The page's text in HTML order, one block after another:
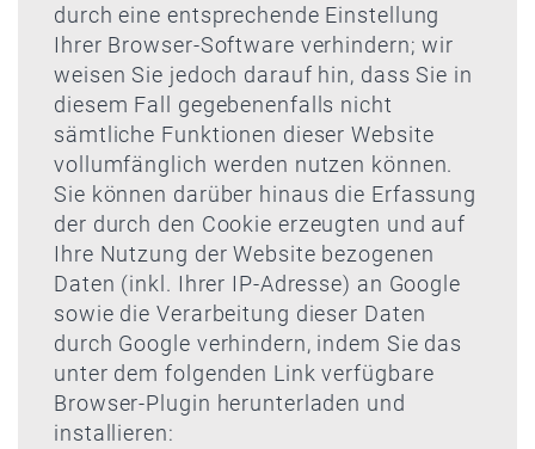
durch eine entsprechende Einstellung
Ihrer Browser-Software verhindern; wir
weisen Sie jedoch darauf hin, dass Sie in
diesem Fall gegebenenfalls nicht
sämtliche Funktionen dieser Website
vollumfänglich werden nutzen können.
Sie können darüber hinaus die Erfassung
der durch den Cookie erzeugten und auf
Ihre Nutzung der Website bezogenen
Daten (inkl. Ihrer IP-Adresse) an Google
sowie die Verarbeitung dieser Daten
durch Google verhindern, indem Sie das
unter dem folgenden Link verfügbare
Browser-Plugin herunterladen und
installieren: